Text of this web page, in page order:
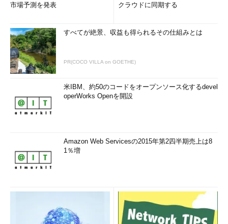
市場予測を発表
クラウドに同期する
すべてが絶景、収益も得られるその仕組みとは
PR(COCO VILLA on GOETHE)
米IBM、約50のコードをオープンソース化するdevel
operWorks Openを開設
Amazon Web Servicesの2015年第2四半期売上は8
1％増